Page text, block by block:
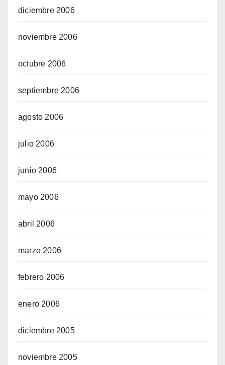
diciembre 2006
noviembre 2006
octubre 2006
septiembre 2006
agosto 2006
julio 2006
junio 2006
mayo 2006
abril 2006
marzo 2006
febrero 2006
enero 2006
diciembre 2005
noviembre 2005